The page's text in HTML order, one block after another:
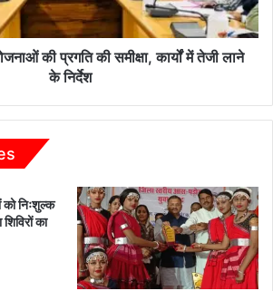
की प्रगति की समीक्षा, कार्यों में तेजी लाने
के निर्देश
को निःशुल्क
का